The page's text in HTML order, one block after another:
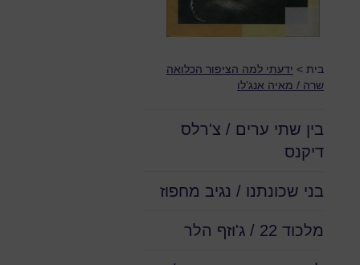
בית > ידעתי למה הציפור הכלואה
שרה / מאיה אנג’לו
בין שתי ערים / צ'רלס
דיקנס
בני שכונתנו / נגיב מחפוז
מלכוד 22 / ג'וזף הלר